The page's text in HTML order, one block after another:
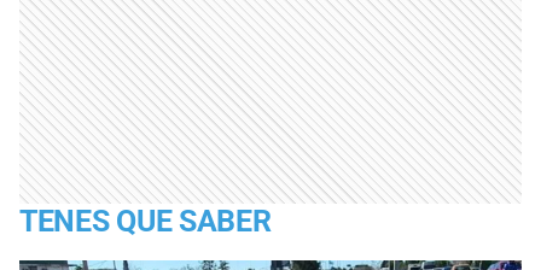
TENES QUE SABER